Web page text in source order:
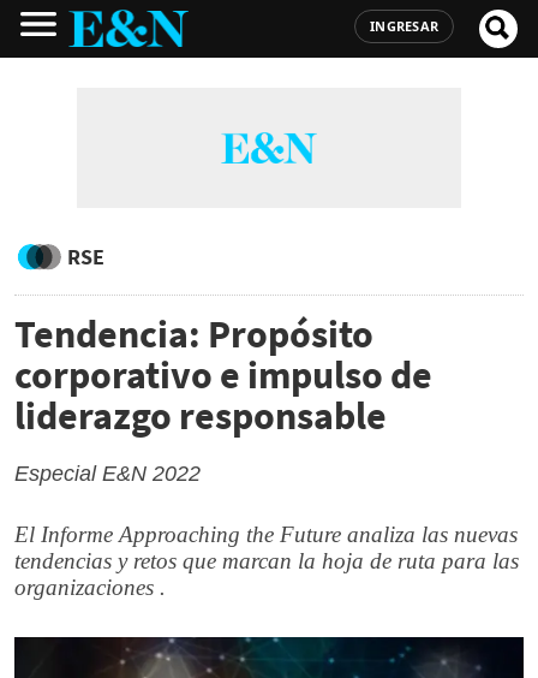
INGRESAR
RSE
Tendencia: Propósito
corporativo e impulso de
liderazgo responsable
Especial E&N 2022
El Informe Approaching the Future analiza las nuevas
tendencias y retos que marcan la hoja de ruta para las
organizaciones .